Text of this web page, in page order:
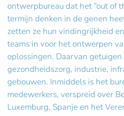
ontwerpbureau dat het “out of
termijn denken in de genen
zetten ze hun vindingrijkheid
teams in voor het ontwerpen
oplossingen. Daarvan
gezondheidszorg, industrie,
gebouwen. Inmiddels is het
medewerkers, verspreid over
Luxemburg, Spanje en het